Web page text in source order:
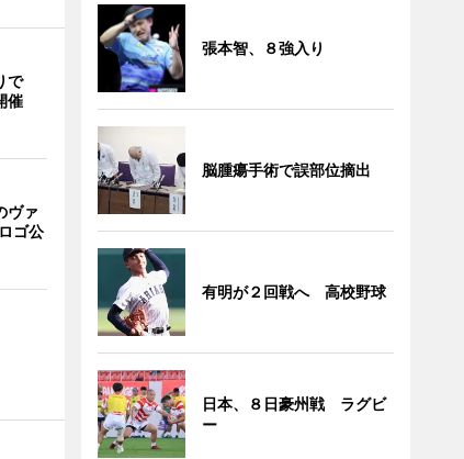
で
催
ヴァ
ゴ公
張本智、８強入り
脳腫瘍手術で誤部位摘出
有明が２回戦へ 高校野球
日本、８日豪州戦 ラグビ
ー